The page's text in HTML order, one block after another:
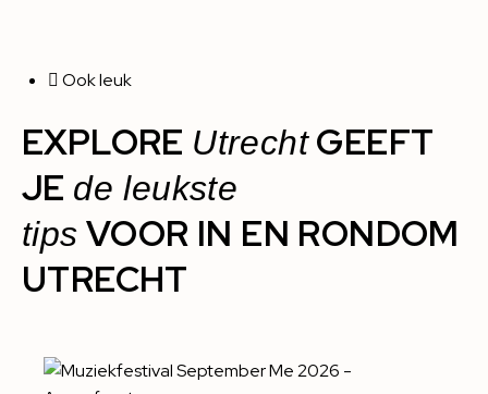
Ook leuk
EXPLORE UtrechtGEEFT
JE de leukste
tips VOOR IN EN RONDOM
UTRECHT